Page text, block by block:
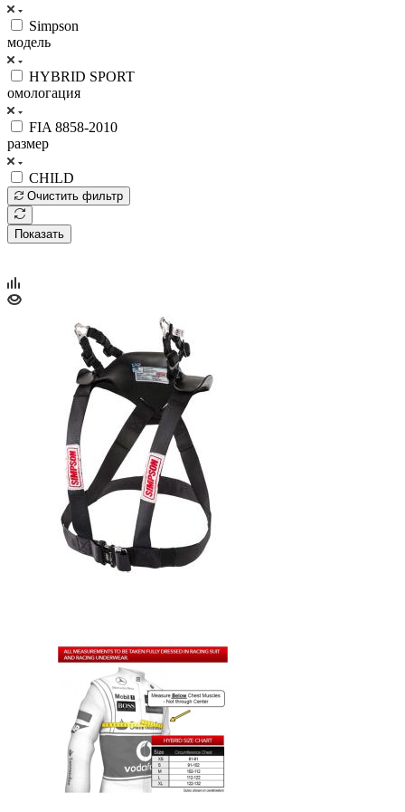
Simpson
модель
HYBRID SPORT
омологация
FIA 8858-2010
размер
CHILD
Очистить фильтр
Показать